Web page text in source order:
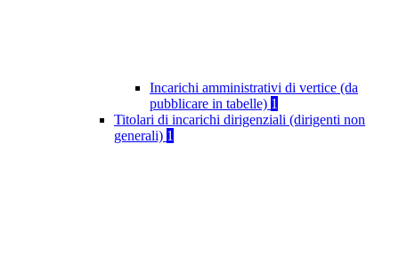
Incarichi amministrativi di vertice (da
pubblicare in tabelle) 1
Titolari di incarichi dirigenziali (dirigenti non
generali) 1